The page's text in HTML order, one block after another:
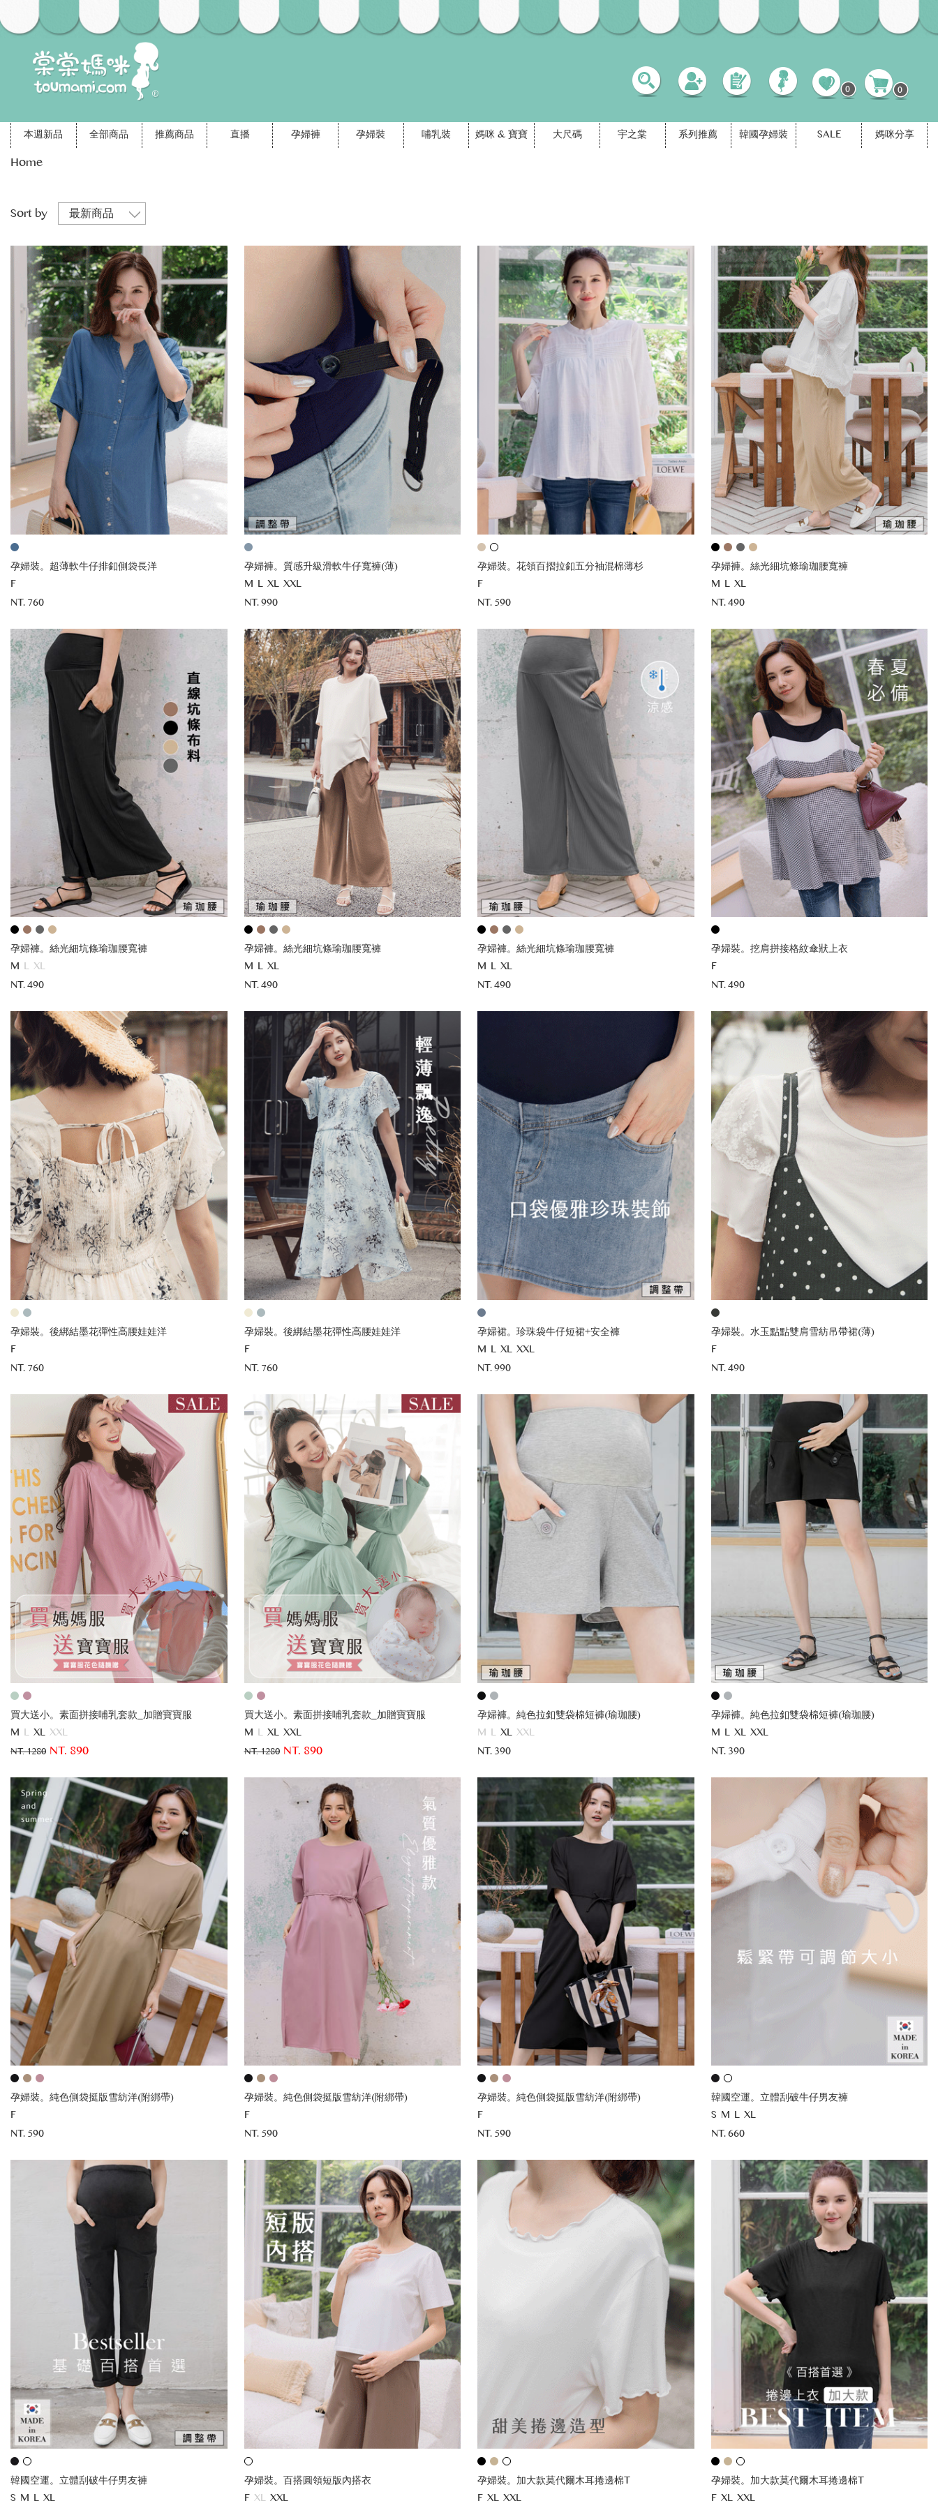
0
0
本週新品 全部商品 推薦商品 直播 孕婦褲 孕婦裝 哺乳裝 媽咪 & 寶寶 大尺碼 宇之棠 系列推薦 韓國孕婦裝 SALE 媽咪分享
Home
Sort by
孕婦裝。超薄軟牛仔排釦側袋長洋
F
NT. 760
孕婦褲。質感升級滑軟牛仔寬褲(薄)
M L XL XXL
NT. 990
孕婦裝。花領百摺拉釦五分袖混棉薄杉
F
NT. 590
孕婦褲。絲光細坑條瑜珈腰寬褲
M L XL
NT. 490
孕婦褲。絲光細坑條瑜珈腰寬褲
M L XL
NT. 490
孕婦褲。絲光細坑條瑜珈腰寬褲
M L XL
NT. 490
孕婦褲。絲光細坑條瑜珈腰寬褲
M L XL
NT. 490
孕婦裝。挖肩拼接格紋傘狀上衣
F
NT. 490
孕婦裝。後綁結墨花彈性高腰娃娃洋
F
NT. 760
孕婦裝。後綁結墨花彈性高腰娃娃洋
F
NT. 760
孕婦裙。珍珠袋牛仔短裙+安全褲
M L XL XXL
NT. 990
孕婦裝。水玉點點雙肩雪紡吊帶裙(薄)
F
NT. 490
買大送小。素面拼接哺乳套款_加贈寶寶服
M L XL XXL
NT. 1280 NT. 890
買大送小。素面拼接哺乳套款_加贈寶寶服
M L XL XXL
NT. 1280 NT. 890
孕婦褲。純色拉釦雙袋棉短褲(瑜珈腰)
M L XL XXL
NT. 390
孕婦褲。純色拉釦雙袋棉短褲(瑜珈腰)
M L XL XXL
NT. 390
孕婦裝。純色側袋挺版雪紡洋(附綁帶)
F
NT. 590
孕婦裝。純色側袋挺版雪紡洋(附綁帶)
F
NT. 590
孕婦裝。純色側袋挺版雪紡洋(附綁帶)
F
NT. 590
韓國空運。立體刮破牛仔男友褲
S M L XL
NT. 660
韓國空運。立體刮破牛仔男友褲 孕婦裝。百搭圓領短版內搭衣 孕婦裝。加大款莫代爾木耳捲邊棉T 孕婦裝。加大款莫代爾木耳捲邊棉T